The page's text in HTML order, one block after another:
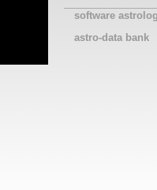
software
astro-data bank